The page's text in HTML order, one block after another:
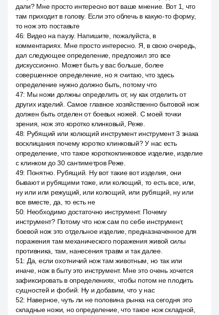
дали? Мне просто интересно вот ваше мнение. Вот 1, что
там приходит в голову. Если это облечь в какую-то форму,
то нож это поставьте
46: Видео на паузу. Напишите, пожалуйста, в
комментариях. Мне просто интересно. Я, в свою очередь,
дал следующее определение, предложил это все
дискуссионно. Может быть у вас больше, более
совершенное определение, но я считаю, что здесь
определение нужно должно быть, потому что
47: Мы ножи должны определить от, ну как отделить от
других изделий. Самое главное хозяйственно бытовой нож
должен быть отделен от боевых ножей. С моей точки
зрения, нож это коротко клинковый, Реже.
48: Рубящий или колющий инструмент инструмент 3 знака
восклицания почему коротко клинковый? У нас есть
определение, что такое короткоклинковое изделие, изделие
с клинком до 30 сантиметров Реже.
49: Понятно. Рубящий. Ну вот такие вот изделия, они
бывают и рубящими тоже, или колющий, то есть все, или,
ну или или режущий, или колющий, или рубящий, ну или
все вместе, да, то есть не
50: Необходимо достаточно инструмент. Почему
инструмент? Потому что нож сам по себе инструмент,
боевой нож это отдельное изделие, предназначенное для
поражения там механического поражения живой силы
противника, там, нанесения травм и так далее.
51: Да, если охотничий нож там животным, но так или
иначе, нож в быту это инструмент. Мне это очень хочется
зафиксировать в определениях, чтобы потом не плодить
сущностей и фобий. Ну и добавим, что у нас
52: Наверное, чуть ли не половина рынка на сегодня это
складные ножи, но определение, что такое нож складной,